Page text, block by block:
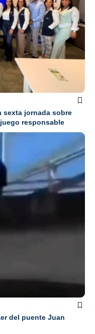
sexta jornada sobre
responsable
del puente Juan